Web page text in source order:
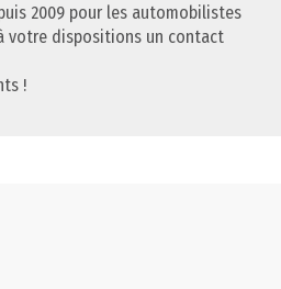
2009 pour les automobilistes
dispositions un contact
!